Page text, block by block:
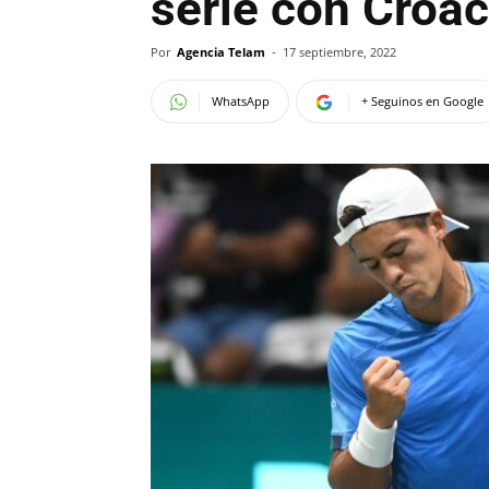
Por Agencia Telam - 17 septiembre, 2022
WhatsApp + Seguinos en Google